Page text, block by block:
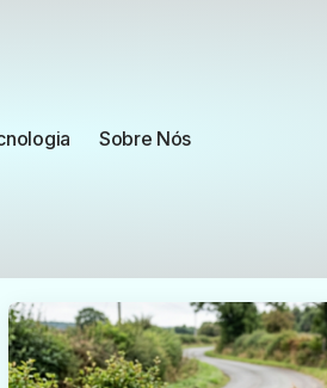
Sobre Nós